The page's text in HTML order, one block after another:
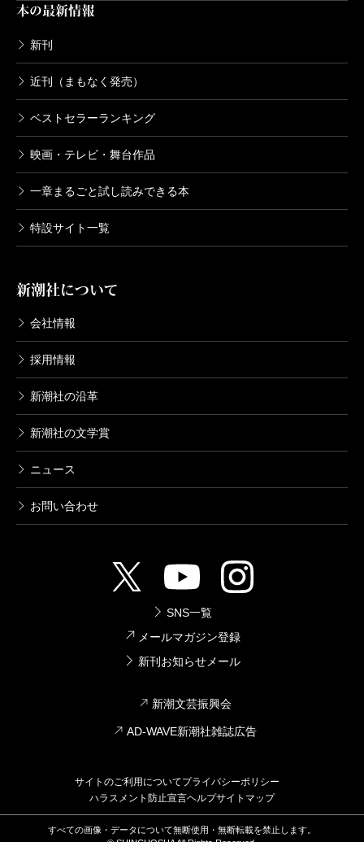
本の最新情報
新刊
近刊（まもなく発売）
ベストセラーランキング
映画・テレビ・舞台作品
一章まるごと試し読みできる本
特設サイト一覧
新潮社について
会社情報
採用情報
新潮社の沿革
新潮社の文学賞
ニュース
お問い合わせ
SNS一覧
メールマガジン登録
新刊お知らせメール
新潮文芸振興会
AD-WAVE新潮社雑誌広告
サイトのご利用についてプライバシーポリシー
ハラスメント防止宣言ヘルプサイトマップ
すべての画像・データについて無断使用・無断転載を禁止します。